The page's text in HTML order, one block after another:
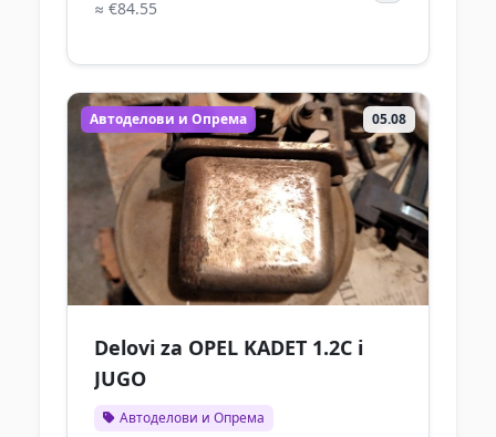
≈ €84.55
05.08
Автоделови и Опрема
Delovi za OPEL KADET 1.2C i
JUGO
Автоделови и Опрема